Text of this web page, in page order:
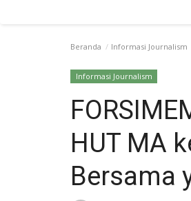
Beranda Informasi Journalism
Informasi Journalism
HUT MA
Bersama